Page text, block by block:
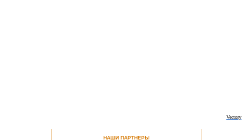
Vectory
НАШИ ПАРТНЕРЫ